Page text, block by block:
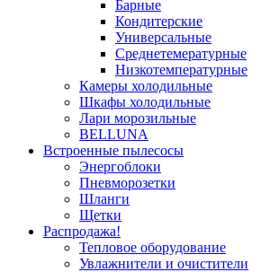
Барные
Кондитерские
Универсальные
Среднетемературные
Низкотемпературные
Камеры холодильные
Шкафы холодильные
Лари морозильные
BELLUNA
Встроенные пылесосы
Энергоблоки
Пневморозетки
Шланги
Щетки
Распродажа!
Тепловое оборудование
Увлажнители и очистители